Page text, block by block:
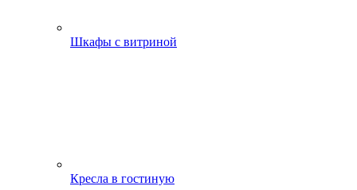
Шкафы с витриной
Кресла в гостиную